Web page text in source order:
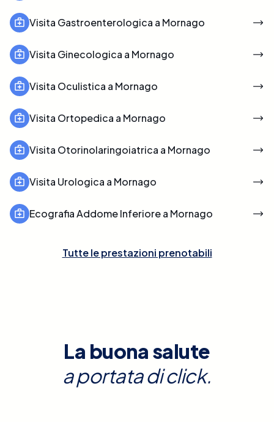
Visita Gastroenterologica a Mornago
Visita Ginecologica a Mornago
Visita Oculistica a Mornago
Visita Ortopedica a Mornago
Visita Otorinolaringoiatrica a Mornago
Visita Urologica a Mornago
Ecografia Addome Inferiore a Mornago
Tutte le prestazioni prenotabili
La buona salute
a portata di click.